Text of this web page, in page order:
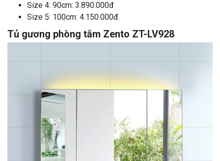
Size 4: 90cm: 3.890.000đ
Size 5: 100cm: 4.150.000đ.
Tủ gương phòng tắm Zento ZT-LV928